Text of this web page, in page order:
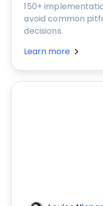
150+
avoid common
decisions.
Learn more